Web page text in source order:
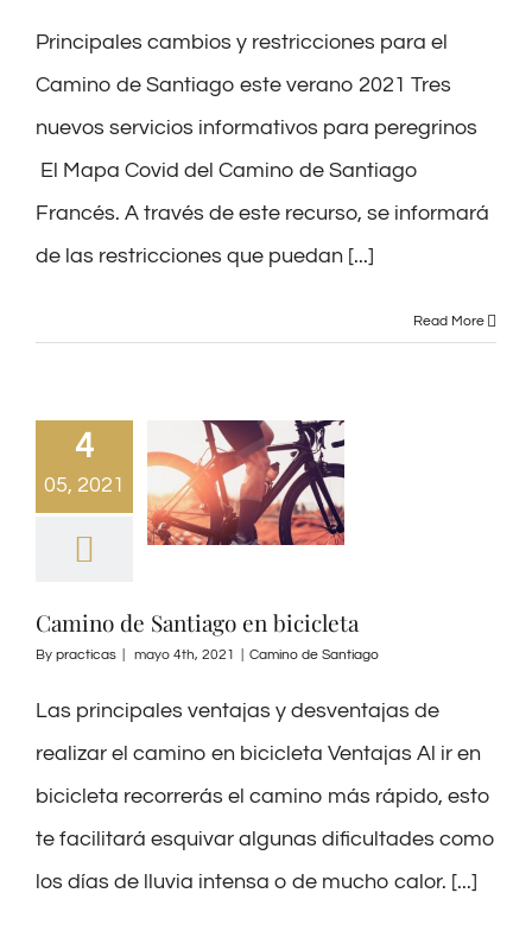
Principales cambios y restricciones para el
Camino de Santiago este verano 2021 Tres
nuevos servicios informativos para peregrinos
El Mapa Covid del Camino de Santiago
Francés. A través de este recurso, se informará
de las restricciones que puedan [...]
Read More
4
05, 2021
Camino de Santiago en bicicleta
By practicas mayo 4th, 2021 Camino de Santiago
Las principales ventajas y desventajas de
realizar el camino en bicicleta Ventajas Al ir en
bicicleta recorrerás el camino más rápido, esto
te facilitará esquivar algunas dificultades como
los días de lluvia intensa o de mucho calor. [...]